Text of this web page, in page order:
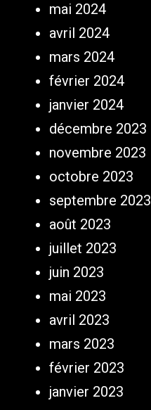
mai 2024
avril 2024
mars 2024
février 2024
janvier 2024
décembre 2023
novembre 2023
octobre 2023
septembre 2023
août 2023
juillet 2023
juin 2023
mai 2023
avril 2023
mars 2023
février 2023
janvier 2023